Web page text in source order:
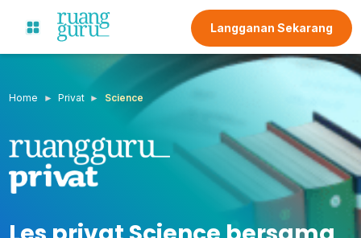
Langganan Sekarang
Home Privat Science